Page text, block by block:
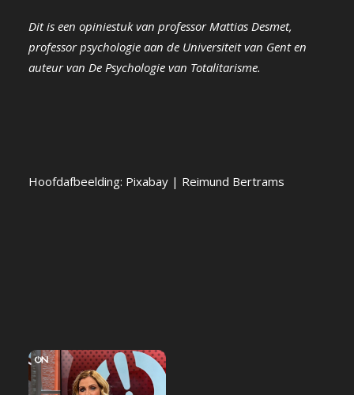
Dit is een opiniestuk van professor Mattias Desmet,
professor psychologie aan de Universiteit van Gent en
auteur van De Psychologie van Totalitarisme.
Hoofdafbeelding: Pixabay | Reimund Bertrams